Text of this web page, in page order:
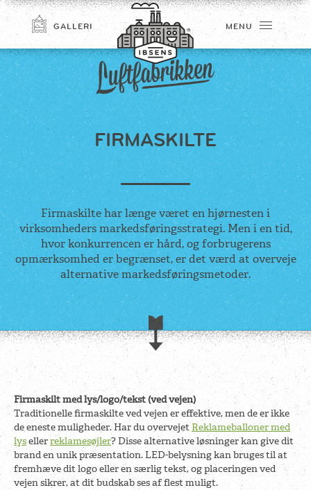
TILMELD
GALLERI MENU
FIRMASKILTE
Firmaskilte har længe været en hjørnesten i
virksomheders markedsføringsstrategi. Men i en tid,
hvor konkurrencen er hård, og forbrugerens
opmærksomhed er begrænset, er det værd at overveje
alternative markedsføringsmetoder.
Firmaskilt med lys/logo/tekst (ved vejen)
Traditionelle firmaskilte ved vejen er effektive, men de er ikke
de eneste muligheder. Har du overvejetReklameballoner med
lysellerreklamesøjler? Disse alternative løsninger kan give dit
brand en unik præsentation. LED-belysning kan bruges til at
fremhæve dit logo eller en særlig tekst, og placeringen ved
vejen sikrer, at dit budskab ses af flest muligt.